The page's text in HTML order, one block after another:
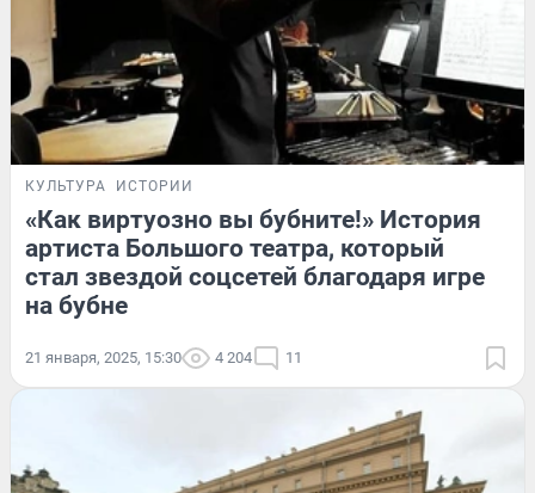
КУЛЬТУРА ИСТОРИИ
«Как виртуозно вы бубните!» История
артиста Большого театра, который
стал звездой соцсетей благодаря игре
на бубне
21 января, 2025, 15:30 4 204 11